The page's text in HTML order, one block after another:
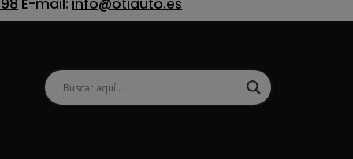
E-mail: info@otiauto.es